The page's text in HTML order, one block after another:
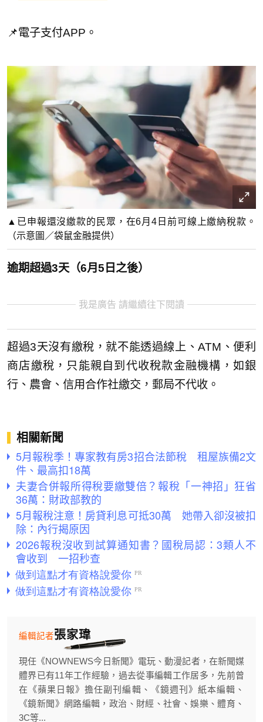
📌電子支付APP。
▲已申報還沒繳款的民眾，在6月4日前可線上繳納稅款。
（示意圖／袋鼠金融提供）
逾期超過3天（6月5日之後）
我是廣告 請繼續往下閱讀
超過3天沒有繳稅，就不能透過線上、ATM、便利
商店繳稅，只能親自到代收稅款金融機構，如銀
行、農會、信用合作社繳交，郵局不代收。
相關新聞
5月報稅季！專家教有房3招合法節稅 租屋族備2文
件、最高扣18萬
夫妻合併報所得稅要繳雙倍？報稅「一神招」狂省
36萬：財政部教的
5月報稅注意！房貸利息可抵30萬 她帶入卻沒被扣
除：內行揭原因
2026報稅沒收到試算通知書？國稅局認：3類人不
會收到 一招秒查
張家瑋
編輯記者
現任《NOWNEWS今日新聞》電玩、動漫記者，在新聞媒
體界已有11年工作經驗，過去從事編輯工作居多，先前曾
在《蘋果日報》擔任副刊編輯、《鏡週刊》紙本編輯、
《鏡新聞》網路編輯，政治、財經、社會、娛樂、體育、
3C等...